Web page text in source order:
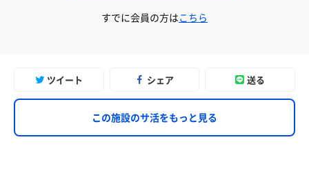
すでに会員の方はこちら
ツイート シェア 送る
この施設のサ活をもっと見る